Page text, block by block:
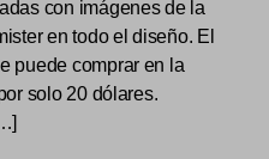
con imágenes de la
en todo el diseño. El
puede comprar en la
solo 20 dólares.